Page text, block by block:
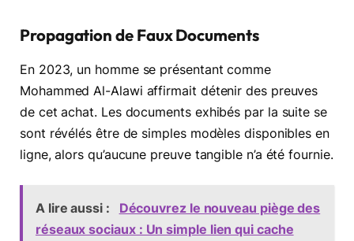
Propagation de Faux Documents
En 2023, un homme se présentant comme
Mohammed Al-Alawi affirmait détenir des preuves
de cet achat. Les documents exhibés par la suite se
sont révélés être de simples modèles disponibles en
ligne, alors qu’aucune preuve tangible n’a été fournie.
A lire aussi :
Découvrez le nouveau piège des
réseaux sociaux : Un simple lien qui cache